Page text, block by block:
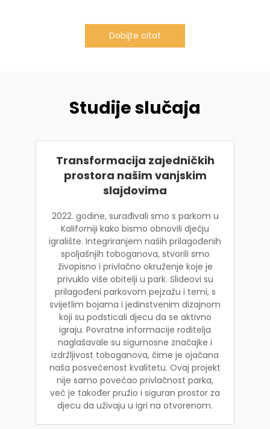
Dobijte citat
Studije slučaja
Transformacija zajedničkih
prostora našim vanjskim
slajdovima
2022. godine, surađivali smo s parkom u
Kaliforniji kako bismo obnovili dječju
igralište. Integriranjem naših prilagođenih
spoljašnjih toboganova, stvorili smo
živopisno i privlačno okruženje koje je
privuklo više obitelji u park. Slideovi su
prilagođeni parkovom pejzažu i temi, s
svijetlim bojama i jedinstvenim dizajnom
koji su podsticali djecu da se aktivno
igraju. Povratne informacije roditelja
naglašavale su sigurnosne značajke i
izdržljivost toboganova, čime je ojačana
naša posvećenost kvalitetu. Ovaj projekt
nije samo povećao privlačnost parka,
već je također pružio i siguran prostor za
djecu da uživaju u igri na otvorenom.